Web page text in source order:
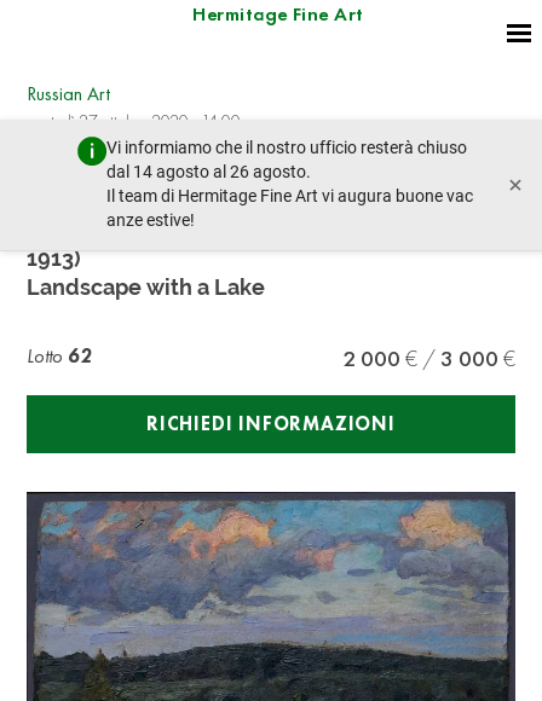
Hermitage Fine Art
Vi informiamo che il nostro ufficio resterà chiuso
dal 14 agosto al 26 agosto.
Il team di Hermitage Fine Art vi augura buone vac
anze estive!
×
Russian Art
martedì 27 ottobre 2020 - 14:00
lotto precedente lotto prossimo
ALEXANDR INNOKENTIEVICH CHIRKOV (1865-
1913)
Landscape with a Lake
Lotto 62 2 000 3 000
RICHIEDI INFORMAZIONI